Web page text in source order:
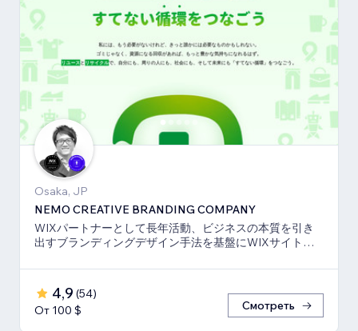
Osaka, JP
NEMO CREATIVE BRANDING COMPANY
WIXパートナーとして長年活動、ビジネスの本質を引き
出すブランディングデザイン手法を基盤にWIXサイト・
4,9 (54)
От 100 $
Смотреть